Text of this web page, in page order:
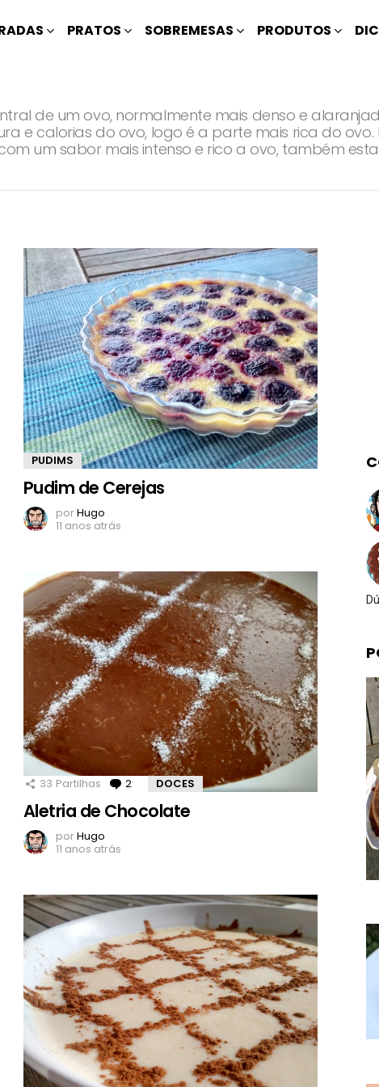
PRATOS SOBREMESAS PRODUTOS
de um ovo, normalmente mais denso e
e calorias do ovo, logo é a parte mais rica do ovo.
um sabor mais intenso e rico a ovo, também
PUDIMS
Pudim de Cerejas
porHugo
11 anos atrás
33 Partilhas 2 Comentários
DOCES
Aletria de Chocolate
porHugo
11 anos atrás